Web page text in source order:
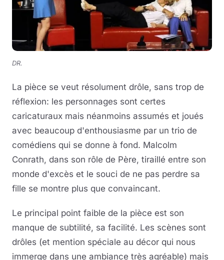
DR.
La pièce se veut résolument drôle, sans trop de
réflexion: les personnages sont certes
caricaturaux mais néanmoins assumés et joués
avec beaucoup d'enthousiasme par un trio de
comédiens qui se donne à fond. Malcolm
Conrath, dans son rôle de Père, tiraillé entre son
monde d'excès et le souci de ne pas perdre sa
fille se montre plus que convaincant.
Le principal point faible de la pièce est son
manque de subtilité, sa facilité. Les scènes sont
drôles (et mention spéciale au décor qui nous
immerge dans une ambiance très agréable) mais